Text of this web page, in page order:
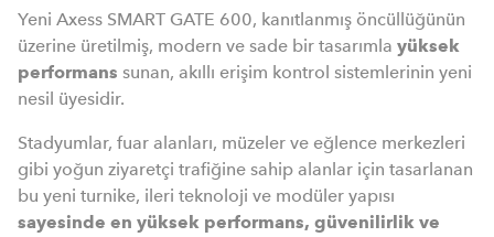
Yeni Axess SMART GATE 600, kanıtlanmış öncüllüğünün
üzerine üretilmiş, modern ve sade bir tasarımla yüksek
performans sunan, akıllı erişim kontrol sistemlerinin yeni
nesil üyesidir.
Stadyumlar, fuar alanları, müzeler ve eğlence merkezleri
gibi yoğun ziyaretçi trafiğine sahip alanlar için tasarlanan
bu yeni turnike, ileri teknoloji ve modüler yapısı
sayesinde en yüksek performans, güvenilirlik ve